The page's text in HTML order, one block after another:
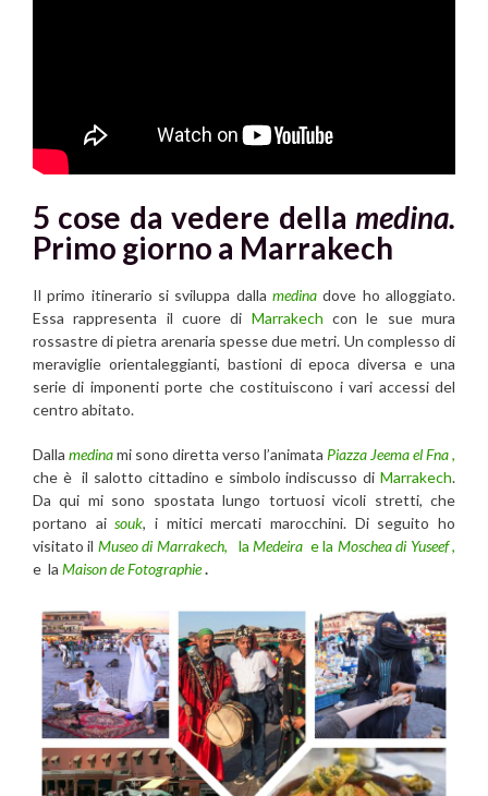
5 cose da vedere della medina.
Primo giorno a Marrakech
Il primo itinerario si sviluppa dalla medina dove ho alloggiato.
Essa rappresenta il cuore di Marrakech con le sue mura
rossastre di pietra arenaria spesse due metri. Un complesso di
meraviglie orientaleggianti, bastioni di epoca diversa e una
serie di imponenti porte che costituiscono i vari accessi del
centro abitato.
Dalla medinami sono diretta verso l’animata Piazza Jeema el Fna,
che è il salotto cittadino e simbolo indiscusso di Marrakech.
Da qui mi sono spostata lungo tortuosi vicoli stretti, che
portano aisouk, i mitici mercati marocchini. Di seguito ho
visitato il Museo di Marrakech, laMedeirae la Moschea di Yuseef,
e la Maison de Fotographie.